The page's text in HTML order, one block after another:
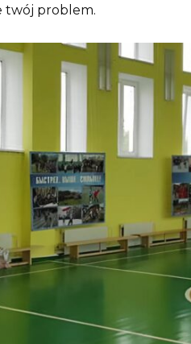
twój problem.